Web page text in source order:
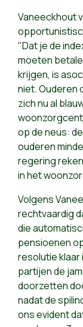
Vaneeckhout
"Dat je de
moeten
krijgen, is
niet. Ouderen
zich nu al
op de neus:
ouderen
regering
in het
Volgens
rechtvaardig
die
pensioenen
resolutie klaar
partijen de
doorzetten
nadat de
ons evident